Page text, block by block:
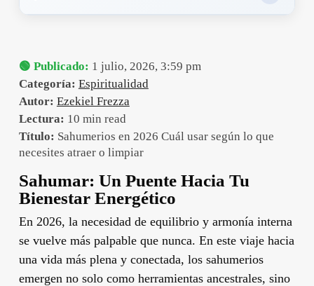
🟢 Publicado: 1 julio, 2026, 3:59 pm
Categoría: Espiritualidad
Autor: Ezekiel Frezza
Lectura: 10 min read
Título: Sahumerios en 2026 Cuál usar según lo que
necesites atraer o limpiar
Sahumar: Un Puente Hacia Tu
Bienestar Energético
En 2026, la necesidad de equilibrio y armonía interna
se vuelve más palpable que nunca. En este viaje hacia
una vida más plena y conectada, los sahumerios
emergen no solo como herramientas ancestrales, sino